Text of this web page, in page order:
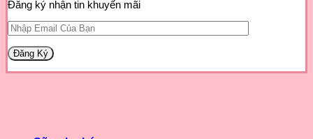
Đăng ký nhận tin khuyến mãi